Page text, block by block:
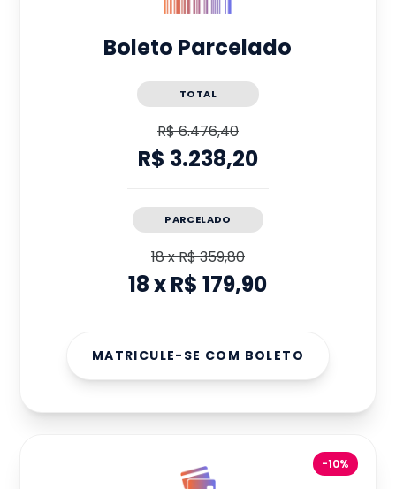
Boleto Parcelado
TOTAL
R$ 6.476,40
R$ 3.238,20
PARCELADO
18xR$ 359,80
18xR$ 179,90
MATRICULE-SE COM BOLETO
-10%